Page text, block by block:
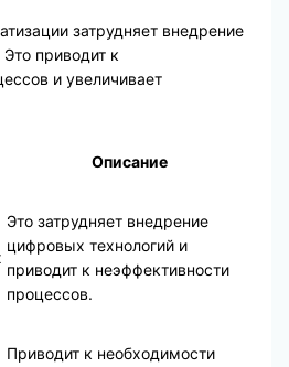
затрудняет внедрение
Это приводит к
и увеличивает
Описание
Это затрудняет внедрение
цифровых технологий и
приводит к неэффективности
процессов.
Приводит к необходимости